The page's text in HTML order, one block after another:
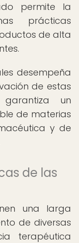
permite la
prácticas
de alta
desempeña
de estas
un
de materias
y de
de las
una larga
de diversas
terapéutica